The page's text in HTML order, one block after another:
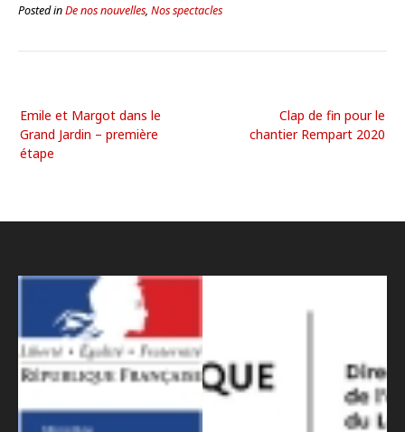
Posted inDe nos nouvelles, Nos spectacles
Clap de fin pour le
chantier Rempart 2020
Emile et Margot dans le
Grand Jardin – première
étape